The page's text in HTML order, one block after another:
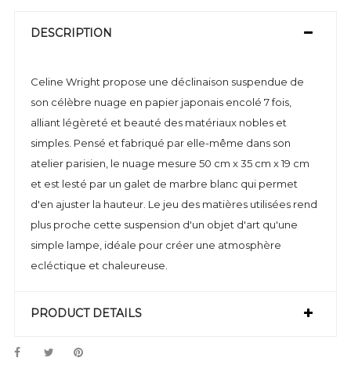
DESCRIPTION
Celine Wright propose une déclinaison suspendue de
son célèbre nuage en papier japonais encolé 7 fois,
alliant légèreté et beauté des matériaux nobles et
simples. Pensé et fabriqué par elle-même dans son
atelier parisien, le nuage mesure 50 cm x 35 cm x 19 cm
et est lesté par un galet de marbre blanc qui permet
d'en ajuster la hauteur. Le jeu des matières utilisées rend
plus proche cette suspension d'un objet d'art qu'une
simple lampe, idéale pour créer une atmosphère
ecléctique et chaleureuse.
PRODUCT DETAILS